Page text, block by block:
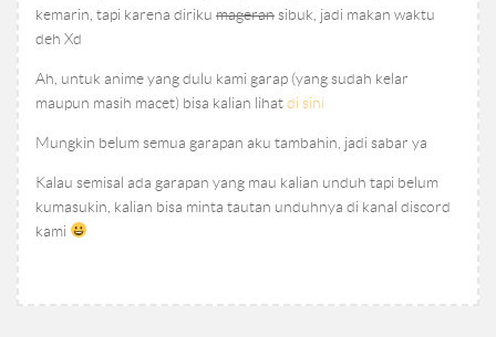
kemarin, tapi karena diriku mageransibuk, jadi makan waktu
deh Xd
Ah, untuk anime yang dulu kami garap (yang sudah kelar
maupun masih macet) bisa kalian lihatdi sini
Mungkin belum semua garapan aku tambahin, jadi sabar ya
Kalau semisal ada garapan yang mau kalian unduh tapi belum
kumasukin, kalian bisa minta tautan unduhnya di kanal discord
kami